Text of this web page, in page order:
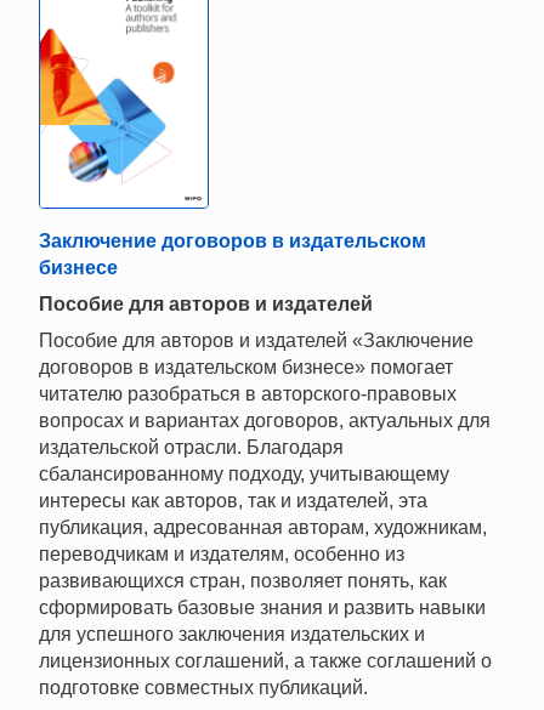
Заключение договоров в издательском
бизнесе
Пособие для авторов и издателей
Пособие для авторов и издателей «Заключение
договоров в издательском бизнесе» помогает
читателю разобраться в авторского-правовых
вопросах и вариантах договоров, актуальных для
издательской отрасли. Благодаря
сбалансированному подходу, учитывающему
интересы как авторов, так и издателей, эта
публикация, адресованная авторам, художникам,
переводчикам и издателям, особенно из
развивающихся стран, позволяет понять, как
сформировать базовые знания и развить навыки
для успешного заключения издательских и
лицензионных соглашений, а также соглашений о
подготовке совместных публикаций.